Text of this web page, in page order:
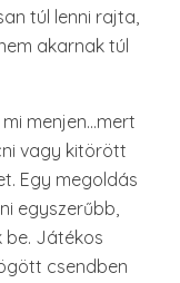
túl lenni rajta,
akarnak túl
menjen…mert
vagy kitörött
Egy megoldás
egyszerűbb,
be. Játékos
csendben